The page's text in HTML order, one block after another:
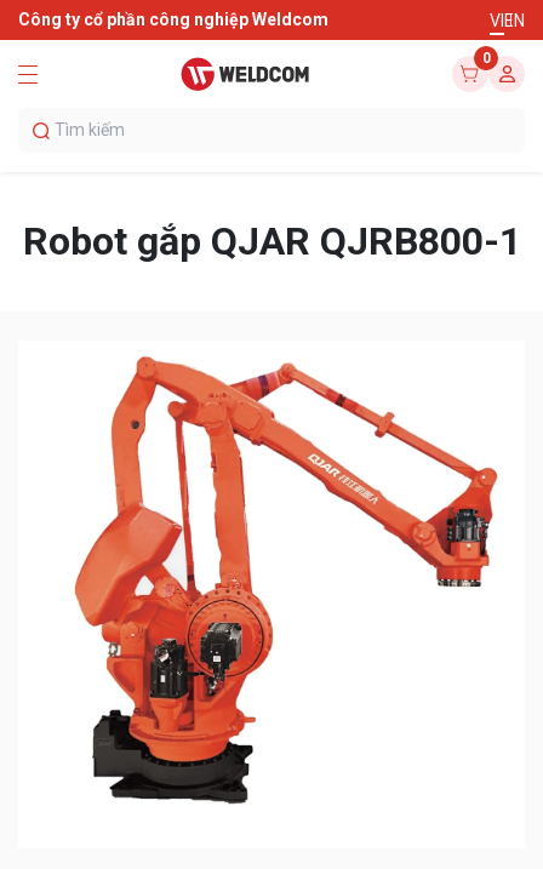
Công ty cổ phần công nghiệp Weldcom VIEN
0
Robot gắp QJAR QJRB800-1